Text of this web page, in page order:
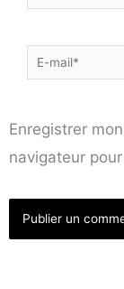
E-
mail*
Enregistrer
navigateur